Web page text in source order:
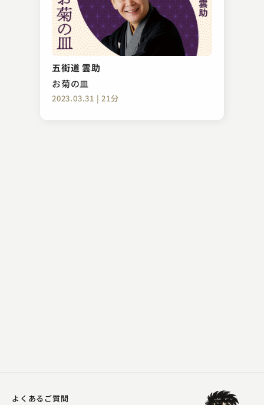
五街道 雲助
お菊の皿
2023.03.31 | 21分
柳亭 左龍
宮戸川
2024.05.20 | 14分
よくあるご質問